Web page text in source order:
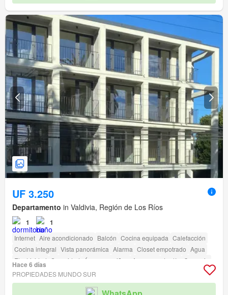
UF 3.250
Departamento in Valdivia, Región de Los Ríos
1 1
Internet Aire acondicionado Balcón Cocina equipada Calefacción
Cocina integral Vista panorámica Alarma Closet empotrado Agua
Electricidad Seguridad Área para niños Ascensor Jardín
Conserje
Caseta de vigilancia
Hace 6 días
PROPIEDADES MUNDO SUR